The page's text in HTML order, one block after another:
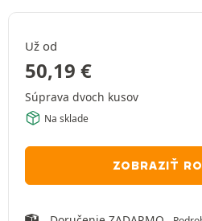
Už od
50,19 €
Súprava dvoch kusov
Na sklade
ZOBRAZIŤ